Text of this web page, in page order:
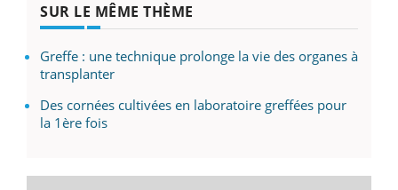
SUR LE MÊME THÈME
Greffe : une technique prolonge la vie des organes à
transplanter
Des cornées cultivées en laboratoire greffées pour
la 1ère fois